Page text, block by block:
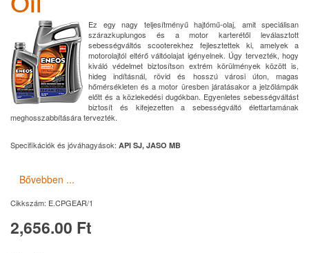
Oil
Ez egy nagy teljesítményű hajtómű-olaj, amit speciálisan
szárazkuplungos és a motor karterétől leválasztott
sebességváltós scooterekhez fejlesztettek ki, amelyek a
motorolajtól eltérő váltóolajat igényelnek. Úgy tervezték, hogy
kiváló védelmet biztosítson extrém körülmények között is,
hideg indításnál, rövid és hosszú városi úton, magas
hőmérsékleten és a motor üresben járatásakor a jelzőlámpák
előtt és a közlekedési dugókban. Egyenletes sebességváltást
biztosít és kifejezetten a sebességváltó élettartamának
meghosszabbítására tervezték.
Specifikációk és jóváhagyások: API SJ, JASO MB
Bővebben ...
Cikkszám: E.CPGEAR/1
2,656.00 Ft